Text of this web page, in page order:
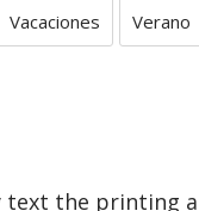
Vacaciones Verano
text the printing